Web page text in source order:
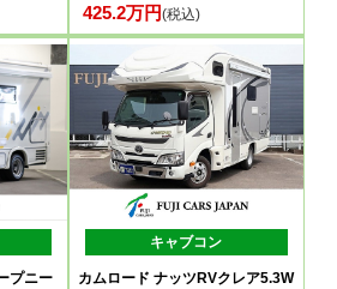
425.2万円(税込)
プニー
キャブコン
カムロード ナッツRVクレア5.3W